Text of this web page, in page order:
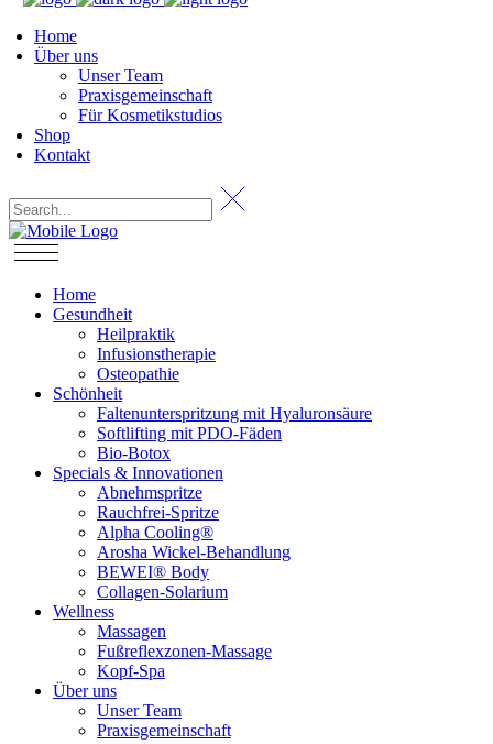
Home
Über uns
Unser Team
Praxisgemeinschaft
Für Kosmetikstudios
Shop
Kontakt
Home
Gesundheit
Heilpraktik
Infusionstherapie
Osteopathie
Schönheit
Faltenunterspritzung mit Hyaluronsäure
Softlifting mit PDO-Fäden
Bio-Botox
Specials & Innovationen
Abnehmspritze
Rauchfrei-Spritze
Alpha Cooling®
Arosha Wickel-Behandlung
BEWEI® Body
Collagen-Solarium
Wellness
Massagen
Fußreflexzonen-Massage
Kopf-Spa
Über uns
Unser Team
Praxisgemeinschaft